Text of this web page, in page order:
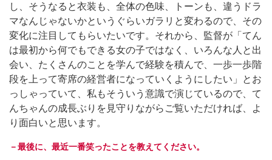
し、そうなると衣装も、全体の色味、トーンも、違うドラ
マなんじゃないかというぐらいガラリと変わるので、その
変化に注目してもらいたいです。それから、監督が「てん
は最初から何でもできる女の子ではなく、いろんな人と出
会い、たくさんのことを学んで経験を積んで、一歩一歩階
段を上って寄席の経営者になっていくようにしたい」とお
っしゃっていて、私もそういう意識で演じているので、て
んちゃんの成長ぶりを見守りながらご覧いただければ、よ
り面白いと思います。
－最後に、最近一番笑ったことを教えてください。